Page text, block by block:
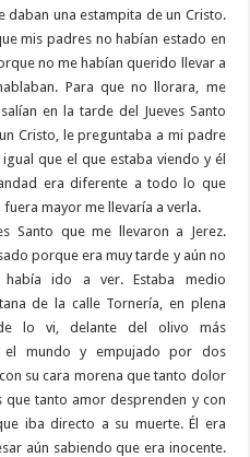
daban una estampita de un Cristo.
mis padres no habían estado en
no me habían querido llevar a
Para que no llorara, me
en la tarde del Jueves Santo
Cristo, le preguntaba a mi padre
que el que estaba viendo y él
era diferente a todo lo que
mayor me llevaría a verla.
Santo que me llevaron a Jerez.
porque era muy tarde y aún no
ido a ver. Estaba medio
de la calle Tornería, en plena
lo vi, delante del olivo más
el mundo y empujado por dos
su cara morena que tanto dolor
que tanto amor desprenden y con
iba directo a su muerte. Él era
aún sabiendo que era inocente.